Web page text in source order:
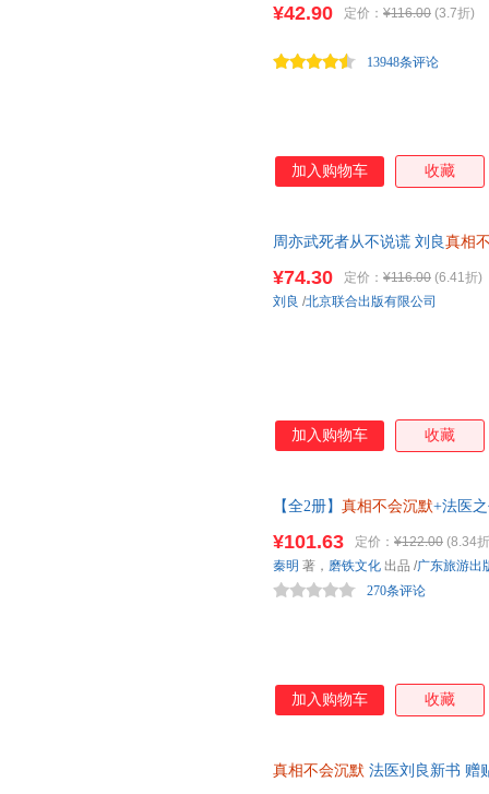
¥42.90 定价： ¥116.00 (3.7折)
13948条评论
加入购物车 收藏
周亦武死者从不说谎 刘良真相
¥74.30 定价： ¥116.00 (6.41折)
刘良 /北京联合出版有限公司
加入购物车 收藏
【全2册】 真相不会沉默+法医
¥101.63 定价： ¥122.00 (8.34
270条评论
秦明 著， 磨铁文化 出品 /广东旅游出
加入购物车 收藏
真相不会沉默 法医刘良新书 赠